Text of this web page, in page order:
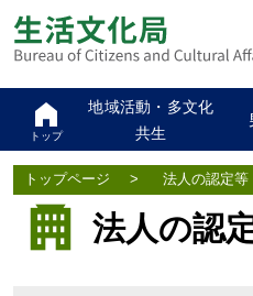
トップ
地域活動・多文化
共生
トップページ > 法人の認定等
法人の認